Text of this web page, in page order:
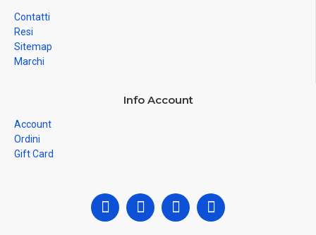
Contatti
Resi
Sitemap
Marchi
Info Account
Account
Ordini
Gift Card